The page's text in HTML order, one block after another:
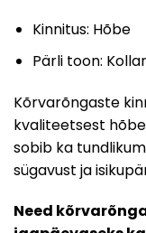
Kinnitus: Hõbe
Pärli toon:
Kõrvarõngaste
kvaliteetsest
sobib ka
sügavust ja
Need